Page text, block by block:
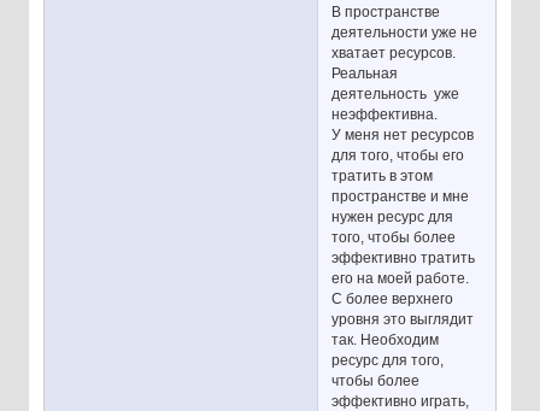
В пространстве
деятельности уже не
хватает ресурсов.
Реальная
деятельность уже
неэффективна.
У меня нет ресурсов
для того, чтобы его
тратить в этом
пространстве и мне
нужен ресурс для
того, чтобы более
эффективно тратить
его на моей работе.
С более верхнего
уровня это выглядит
так. Необходим
ресурс для того,
чтобы более
эффективно играть,